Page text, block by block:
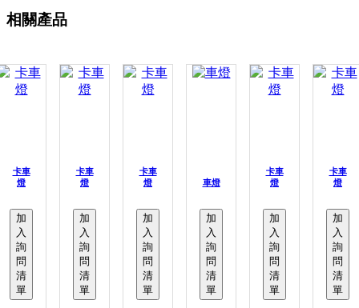
相關產品
卡車
燈
加
入
詢
問
清
單
卡車
燈
加
入
詢
問
清
單
卡車
燈
加
入
詢
問
清
單
車燈
加
入
詢
問
清
單
卡車
燈
加
入
詢
問
清
單
卡車
燈
加
入
詢
問
清
單